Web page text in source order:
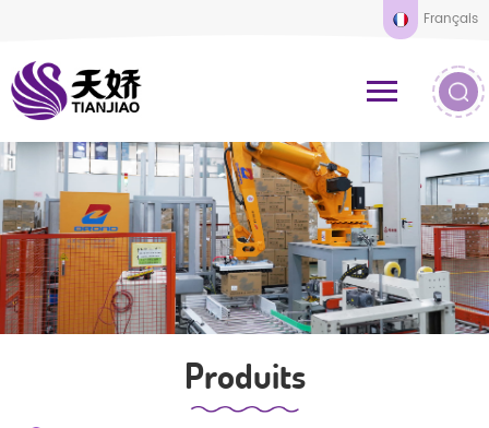
Français
Produits